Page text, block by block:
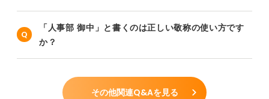
「人事部 御中」と書くのは正しい敬称の使い方です
か？
その他関連Q&Aを見る